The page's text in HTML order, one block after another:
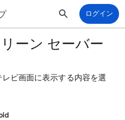
ログイン
ーン セーバー
ビ画面に表示する内容を選